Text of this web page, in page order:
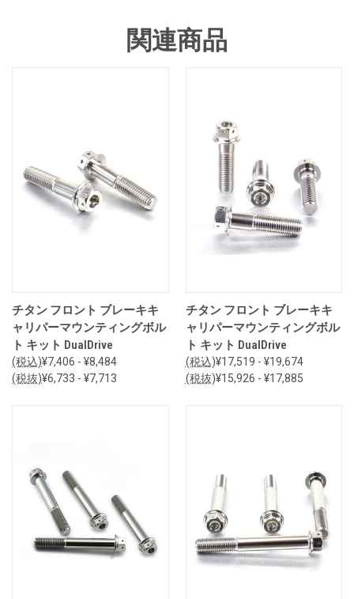
関連商品
チタン フロント ブレーキキ
ャリパーマウンティングボル
ト キット DualDrive
¥7,406 - ¥8,484
(税込)
¥6,733 - ¥7,713
(税抜)
チタン フロント ブレーキキ
ャリパーマウンティングボル
ト キット DualDrive
¥17,519 - ¥19,674
(税込)
¥15,926 - ¥17,885
(税抜)